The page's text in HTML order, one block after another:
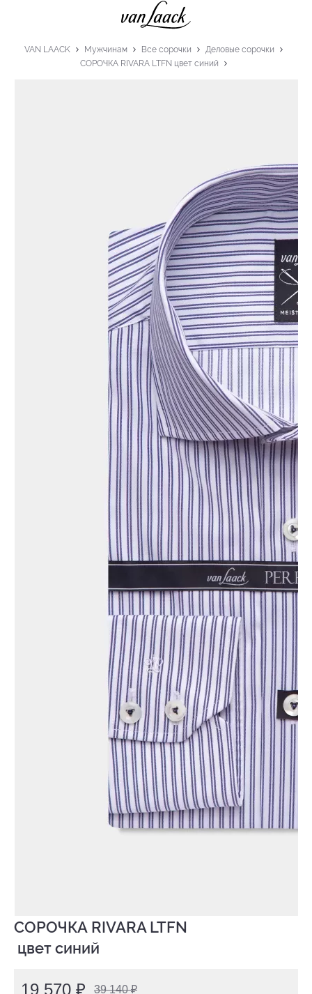
VAN LAACK Мужчинам Все сорочки
Деловые сорочки
СОРОЧКА RIVARA LTFN цвет синий
СОРОЧКА RIVARA LTFN
цвет синий
19 570 ₽ 39 140 ₽